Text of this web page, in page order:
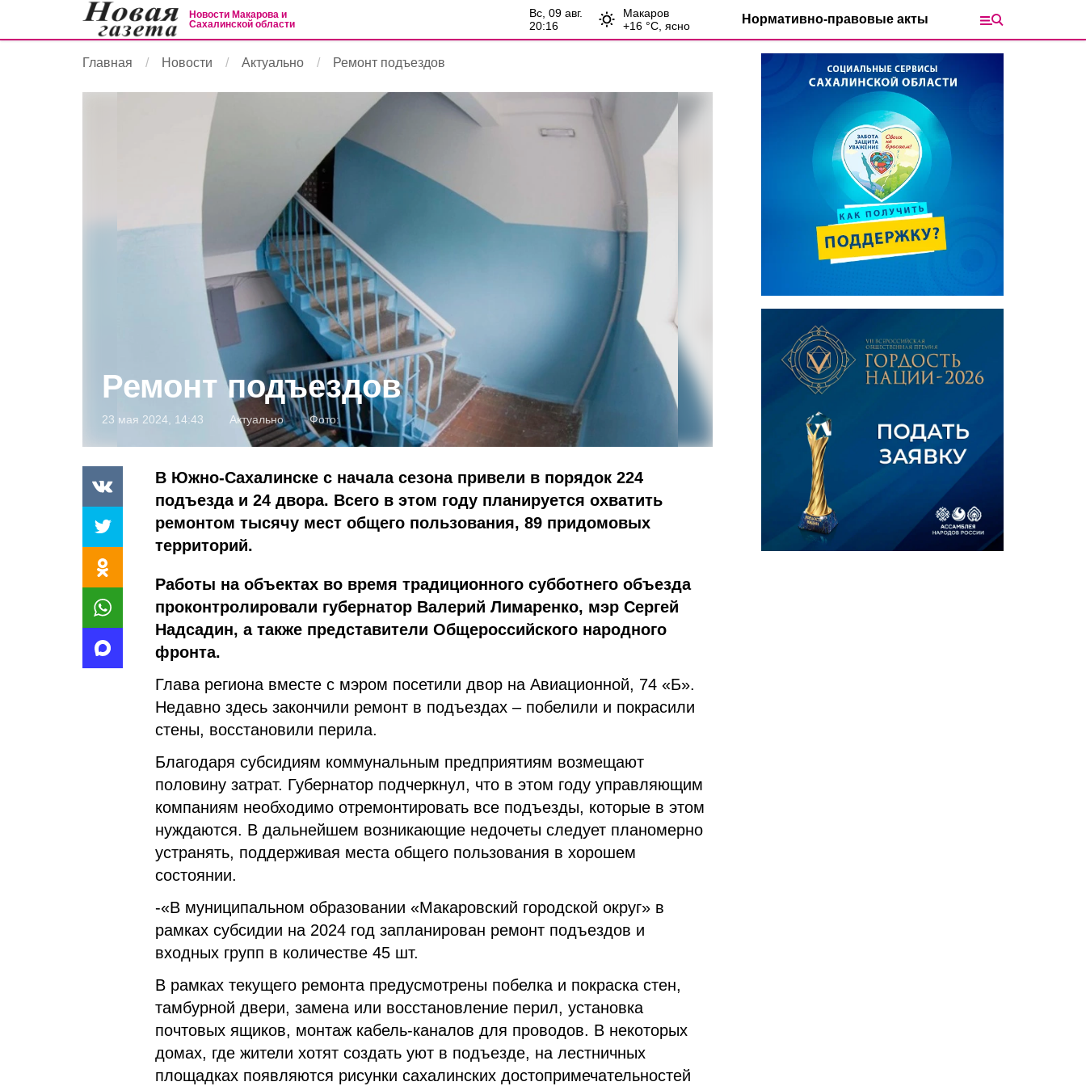
Новости Макарова и
Сахалинской области
вс, 09 авг.
20:16
Макаров
+16 °С, ясно Нормативно-правовые акты
Главная Новости Актуально Ремонт подъездов
Ремонт подъездов
23 мая 2024, 14:43 Актуально Фото:
В Южно-Сахалинске с начала сезона привели в порядок 224
подъезда и 24 двора. Всего в этом году планируется охватить
ремонтом тысячу мест общего пользования, 89 придомовых
территорий.
Работы на объектах во время традиционного субботнего объезда
проконтролировали губернатор Валерий Лимаренко, мэр Сергей
Надсадин, а также представители Общероссийского народного
фронта.
Глава региона вместе с мэром посетили двор на Авиационной, 74 «Б».
Недавно здесь закончили ремонт в подъездах – побелили и покрасили
стены, восстановили перила.
Благодаря субсидиям коммунальным предприятиям возмещают
половину затрат. Губернатор подчеркнул, что в этом году управляющим
компаниям необходимо отремонтировать все подъезды, которые в этом
нуждаются. В дальнейшем возникающие недочеты следует планомерно
устранять, поддерживая места общего пользования в хорошем
состоянии.
-«В муниципальном образовании «Макаровский городской округ» в
рамках субсидии на 2024 год запланирован ремонт подъездов и
входных групп в количестве 45 шт.
В рамках текущего ремонта предусмотрены побелка и покраска стен,
тамбурной двери, замена или восстановление перил, установка
почтовых ящиков, монтаж кабель-каналов для проводов. В некоторых
домах, где жители хотят создать уют в подъезде, на лестничных
площадках появляются рисунки сахалинских достопримечательностей